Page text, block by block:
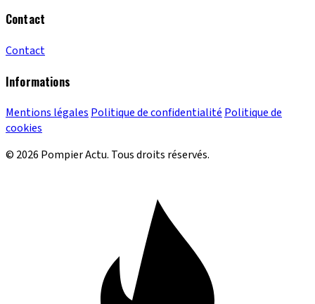
Contact
Contact
Informations
Mentions légales Politique de confidentialité Politique de
cookies
© 2026 Pompier Actu. Tous droits réservés.